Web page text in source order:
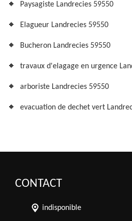
Paysagiste Landrecies 59550
Elagueur Landrecies 59550
Bucheron Landrecies 59550
travaux d'elagage en urgence
arboriste Landrecies 59550
evacuation de dechet vert
CONTACT
indisponible